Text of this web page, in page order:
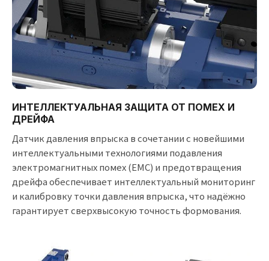
ИНТЕЛЛЕКТУАЛЬНАЯ ЗАЩИТА ОТ ПОМЕХ И
ДРЕЙФА
Датчик давления впрыска в сочетании с новейшими
интеллектуальными технологиями подавления
электромагнитных помех (EMC) и предотвращения
дрейфа обеспечивает интеллектуальный мониторинг
и калибровку точки давления впрыска, что надёжно
гарантирует сверхвысокую точность формования.